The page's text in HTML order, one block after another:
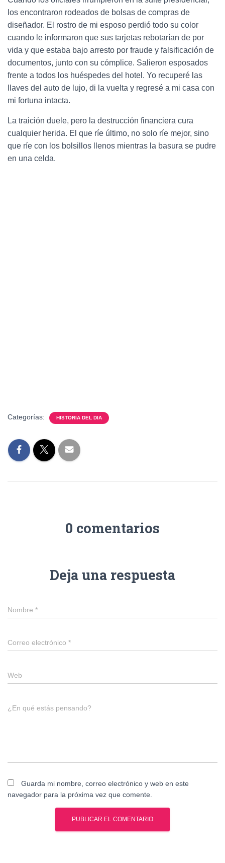
los encontraron rodeados de bolsas de compras de
diseñador. El rostro de mi esposo perdió todo su color
cuando le informaron que sus tarjetas rebotarían de por
vida y que estaba bajo arresto por fraude y falsificación de
documentos, junto con su cómplice. Salieron esposados
frente a todos los huéspedes del hotel. Yo recuperé las
llaves del auto de lujo, di la vuelta y regresé a mi casa con
mi fortuna intacta.
La traición duele, pero la destrucción financiera cura
cualquier herida. El que ríe último, no solo ríe mejor, sino
que ríe con los bolsillos llenos mientras la basura se pudre
en una celda.
Categorías: HISTORIA DEL DIA
0 comentarios
Deja una respuesta
Nombre *
Correo electrónico *
Web
¿En qué estás pensando?
Guarda mi nombre, correo electrónico y web en este
navegador para la próxima vez que comente.